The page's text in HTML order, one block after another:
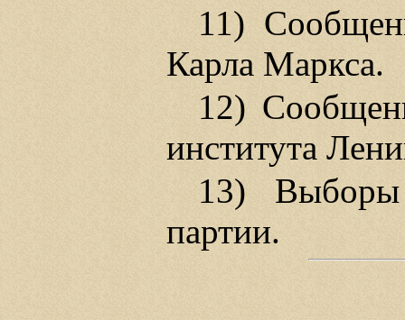
11)
Карла Маркса.
12)
института
13) Выборы
партии.